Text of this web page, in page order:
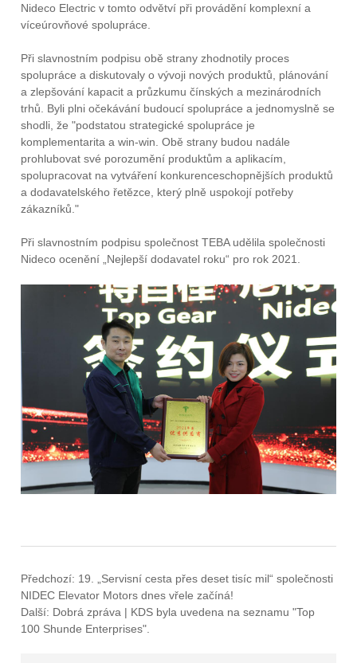
Nideco Electric v tomto odvětví při provádění komplexní a
víceúrovňové spolupráce.
Při slavnostním podpisu obě strany zhodnotily proces
spolupráce a diskutovaly o vývoji nových produktů, plánování
a zlepšování kapacit a průzkumu čínských a mezinárodních
trhů. Byli plni očekávání budoucí spolupráce a jednomyslně se
shodli, že "podstatou strategické spolupráce je
komplementarita a win-win. Obě strany budou nadále
prohlubovat své porozumění produktům a aplikacím,
spolupracovat na vytváření konkurenceschopnějších produktů
a dodavatelského řetězce, který plně uspokojí potřeby
zákazníků."
Při slavnostním podpisu společnost TEBA udělila společnosti
Nideco ocenění „Nejlepší dodavatel roku“ pro rok 2021.
Předchozí: 19. „Servisní cesta přes deset tisíc mil“ společnosti
NIDEC Elevator Motors dnes vřele začíná!
Další: Dobrá zpráva | KDS byla uvedena na seznamu "Top
100 Shunde Enterprises".